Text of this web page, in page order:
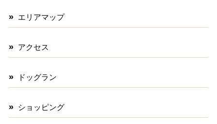
エリアマップ
アクセス
ドッグラン
ショッピング